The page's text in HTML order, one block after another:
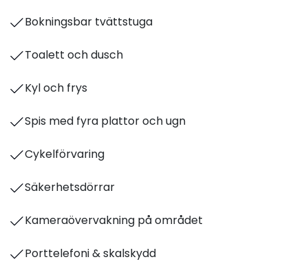
Bokningsbar tvättstuga
Toalett och dusch
Kyl och frys
Spis med fyra plattor och ugn
Cykelförvaring
Säkerhetsdörrar
Kameraövervakning på området
Porttelefoni & skalskydd